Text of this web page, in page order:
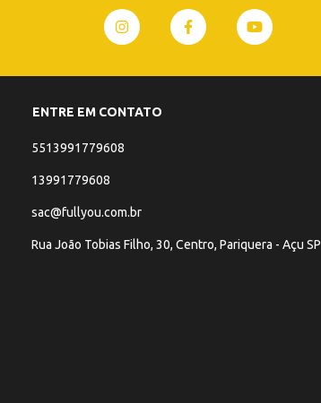
ENTRE EM CONTATO
5513991779608
13991779608
sac@fullyou.com.br
Rua João Tobias Filho, 30, Centro, Pariquera - Açu SP